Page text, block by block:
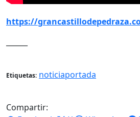
https://
Etiquetas: noticiaportada
Compartir: